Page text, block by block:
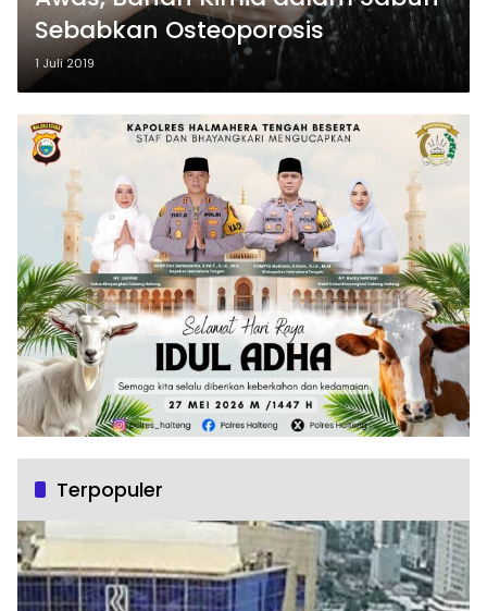
Sebabkan Osteoporosis
1 Juli 2019
Terpopuler